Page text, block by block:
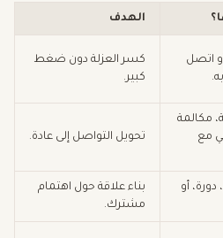
الهدف
اتصل
كسر العزلة دون ضغط
كبير.
مكالمة
مع
تحويل التواصل إلى عادة.
أو
بناء علاقة حول اهتمام
مشترك.